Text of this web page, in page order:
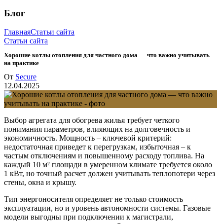
Блог
ГлавнаяСтатьи сайта
Статьи сайта
Хорошие котлы отопления для частного дома — что важно учитывать
на практике
От Secure
12.04.2025
Выбор агрегата для обогрева жилья требует четкого
понимания параметров, влияющих на долговечность и
экономичность. Мощность – ключевой критерий:
недостаточная приведет к перегрузкам, избыточная – к
частым отключениям и повышенному расходу топлива. На
каждый 10 м² площади в умеренном климате требуется около
1 кВт, но точный расчет должен учитывать теплопотери через
стены, окна и крышу.
Тип энергоносителя определяет не только стоимость
эксплуатации, но и уровень автономности системы. Газовые
модели выгодны при подключении к магистрали,